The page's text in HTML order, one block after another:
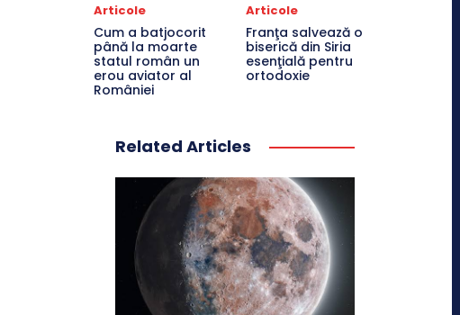
Articole
Cum a batjocorit
până la moarte
statul român un
erou aviator al
României
Articole
Franţa salvează o
biserică din Siria
esenţială pentru
ortodoxie
Related Articles